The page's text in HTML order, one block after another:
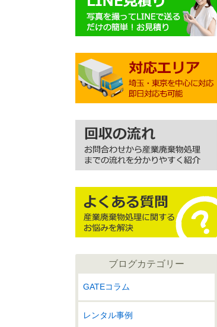
ブログカテゴリー
GATEコラム
レンタル事例